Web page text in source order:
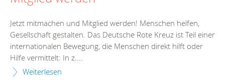
Jetzt mitmachen und Mitglied werden! Menschen helfen,
Gesellschaft gestalten. Das Deutsche Rote Kreuz ist Teil einer
internationalen Bewegung, die Menschen direkt hilft oder
Hilfe vermittelt: In z....
Weiterlesen